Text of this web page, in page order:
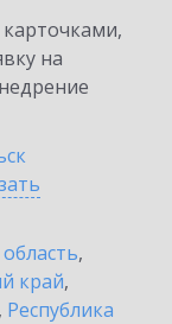
на
,
край,
, Республика